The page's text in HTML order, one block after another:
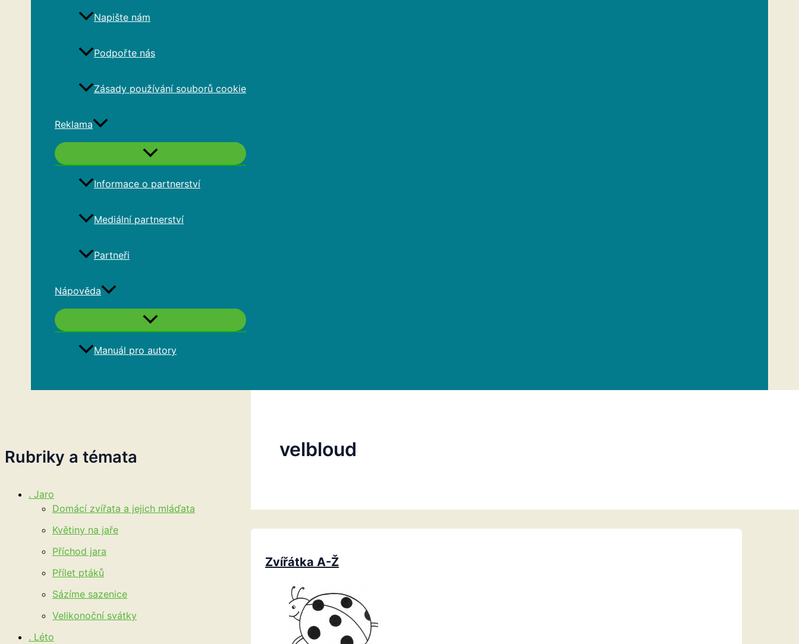
Napište nám
Podpořte nás
Zásady používání souborů cookie
Reklama
Informace o partnerství
Mediální partnerství
Partneři
Nápověda
Manuál pro autory
Rubriky a témata
. Jaro
Domácí zvířata a jejich mláďata
Květiny na jaře
Příchod jara
Přílet ptáků
Sázíme sazenice
Velikonoční svátky
. Léto
velbloud
Zvířátka A-Ž